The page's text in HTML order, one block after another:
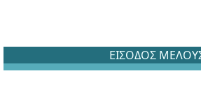
ΕΙΣΟΔΟΣ